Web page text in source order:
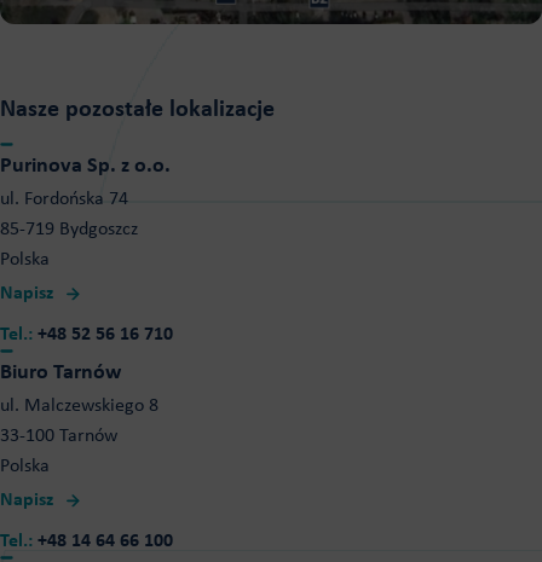
Nasze pozostałe lokalizacje
Purinova Sp. z o.o.
ul. Fordońska 74
85-719 Bydgoszcz
Polska
Napisz
Tel.: +48 52 56 16 710
Biuro Tarnów
ul. Malczewskiego 8
33-100 Tarnów
Polska
Napisz
Tel.: +48 14 64 66 100